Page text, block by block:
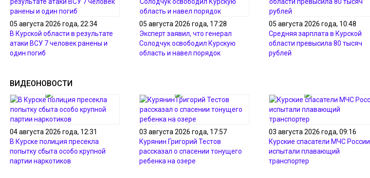
05 августа 2026 года, 22:34
В Курской области в результате
атаки ВСУ 7 человек ранены и
один погиб
05 августа 2026 года, 17:28
Эксперт заявил, что генерал
Солодчук освободил Курскую
область и навел порядок
05 августа 2026 года, 10:48
Средняя зарплата в Курской
области превысила 80 тысяч
рублей
ВИДЕОНОВОСТИ
04 августа 2026 года, 12:31
В Курске полиция пресекла
попытку сбыта особо крупной
партии наркотиков
03 августа 2026 года, 17:57
Курянин Григорий Тестов
рассказал о спасении тонущего
ребенка на озере
03 августа 2026 года, 09:16
Курские спасатели МЧС России
испытали плавающий
транспортер